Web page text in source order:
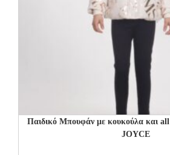
Παιδικό Μπουφάν με κουκούλα και all
JOYCE